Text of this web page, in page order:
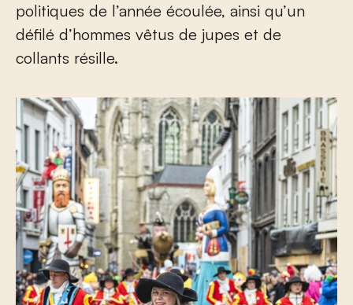
politiques de l’année écoulée, ainsi qu’un
défilé d’hommes vêtus de jupes et de
collants résille.